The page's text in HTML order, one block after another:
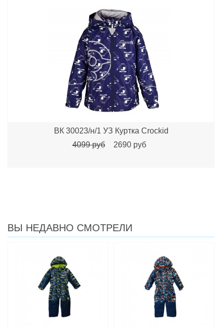
ВК 30023/н/1 УЗ Куртка Crockid
4099 руб
2690 руб
ВЫ НЕДАВНО СМОТРЕЛИ